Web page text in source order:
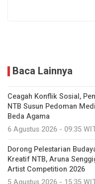
Baca Lainnya
Ceagah Konflik Sosial,
NTB Susun Pedoman
Beda Agama
6 Agustus 2026 - 09:35
Dorong Pelestarian
Kreatif NTB, Aruna
Artist Competition 2026